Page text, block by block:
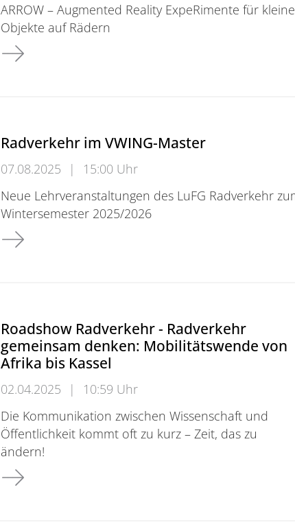
ARROW – Augmented Reality ExpeRimente für kleine
Objekte auf Rädern
Neues Forschungsprojekt ARROW
Radverkehr im VWING-Master
07.08.2025 |
15:00 Uhr
Neue Lehrveranstaltungen des LuFG Radverkehr
Wintersemester 2025/2026
Radverkehr im VWING-Master
Roadshow Radverkehr - Radverkehr
gemeinsam denken: Mobilitätswende von
Afrika bis Kassel
02.04.2025 |
10:59 Uhr
Die Kommunikation zwischen Wissenschaft und
Öffentlichkeit kommt oft zu kurz – Zeit, das zu
ändern!
Roadshow Radverkehr - Radverkehr gemeinsam